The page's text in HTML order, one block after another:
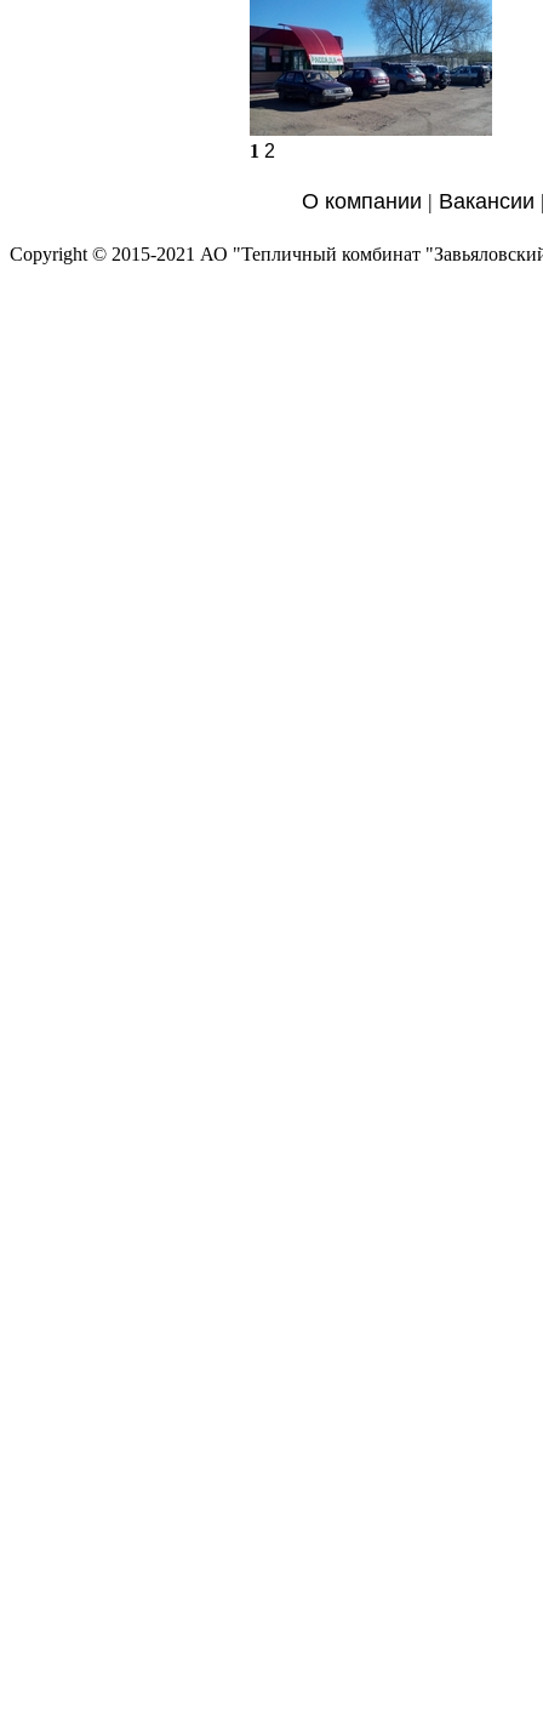
1 2
О компании | Вакансии
Copyright © 2015-2021 АО "Тепличный комбинат